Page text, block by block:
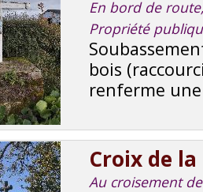
En bord de
Propriété
bois
renferme
Croix de
Au croisement